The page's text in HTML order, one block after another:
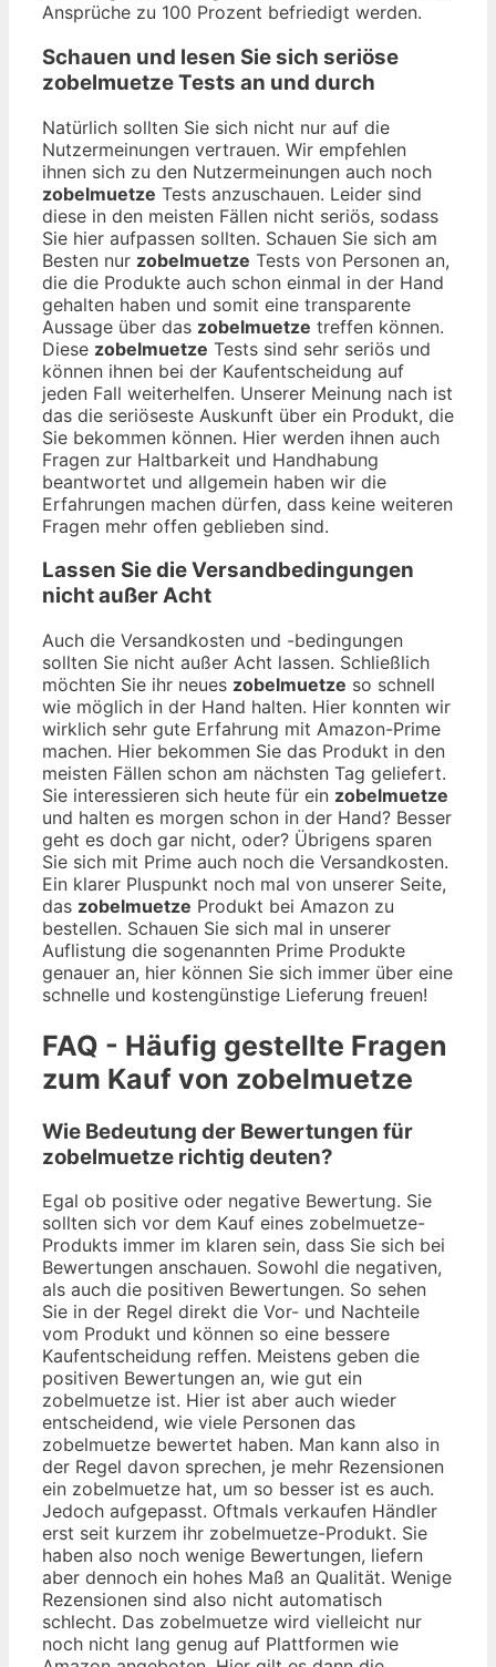
Ansprüche zu 100 Prozent befriedigt werden.
Schauen und lesen Sie sich seriöse
zobelmuetzeTests an und durch
Natürlich sollten Sie sich nicht nur auf die
Nutzermeinungen vertrauen. Wir empfehlen
ihnen sich zu den Nutzermeinungen auch noch
zobelmuetze Tests anzuschauen. Leider sind
diese in den meisten Fällen nicht seriös, sodass
Sie hier aufpassen sollten. Schauen Sie sich am
Besten nur zobelmuetze Tests von Personen an,
die die Produkte auch schon einmal in der Hand
gehalten haben und somit eine transparente
Aussage über das zobelmuetze treffen können.
Diese zobelmuetze Tests sind sehr seriös und
können ihnen bei der Kaufentscheidung auf
jeden Fall weiterhelfen. Unserer Meinung nach ist
das die seriöseste Auskunft über ein Produkt, die
Sie bekommen können. Hier werden ihnen auch
Fragen zur Haltbarkeit und Handhabung
beantwortet und allgemein haben wir die
Erfahrungen machen dürfen, dass keine weiteren
Fragen mehr offen geblieben sind.
Lassen Sie die Versandbedingungen
nicht außer Acht
Auch die Versandkosten und -bedingungen
sollten Sie nicht außer Acht lassen. Schließlich
möchten Sie ihr neues zobelmuetze so schnell
wie möglich in der Hand halten. Hier konnten wir
wirklich sehr gute Erfahrung mit Amazon-Prime
machen. Hier bekommen Sie das Produkt in den
meisten Fällen schon am nächsten Tag geliefert.
Sie interessieren sich heute für ein zobelmuetze
und halten es morgen schon in der Hand? Besser
geht es doch gar nicht, oder? Übrigens sparen
Sie sich mit Prime auch noch die Versandkosten.
Ein klarer Pluspunkt noch mal von unserer Seite,
das zobelmuetze Produkt bei Amazon zu
bestellen. Schauen Sie sich mal in unserer
Auflistung die sogenannten Prime Produkte
genauer an, hier können Sie sich immer über eine
schnelle und kostengünstige Lieferung freuen!
FAQ - Häufig gestellte Fragen
zum Kauf von zobelmuetze
Wie Bedeutung der Bewertungen für
zobelmuetze richtig deuten?
Egal ob positive oder negative Bewertung. Sie
sollten sich vor dem Kauf eines zobelmuetze-
Produkts immer im klaren sein, dass Sie sich bei
Bewertungen anschauen. Sowohl die negativen,
als auch die positiven Bewertungen. So sehen
Sie in der Regel direkt die Vor- und Nachteile
vom Produkt und können so eine bessere
Kaufentscheidung reffen. Meistens geben die
positiven Bewertungen an, wie gut ein
zobelmuetze ist. Hier ist aber auch wieder
entscheidend, wie viele Personen das
zobelmuetze bewertet haben. Man kann also in
der Regel davon sprechen, je mehr Rezensionen
ein zobelmuetze hat, um so besser ist es auch.
Jedoch aufgepasst. Oftmals verkaufen Händler
erst seit kurzem ihr zobelmuetze-Produkt. Sie
haben also noch wenige Bewertungen, liefern
aber dennoch ein hohes Maß an Qualität. Wenige
Rezensionen sind also nicht automatisch
schlecht. Das zobelmuetze wird vielleicht nur
noch nicht lang genug auf Plattformen wie